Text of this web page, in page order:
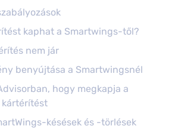
kaphat a Smartwings-től?
nem jár
benyújtása a Smartwingsnél
hogy megkapja a
kártérítést
késések és -törlések